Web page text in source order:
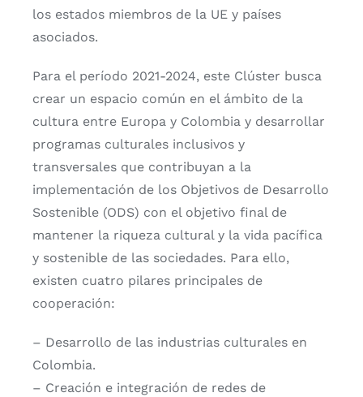
los estados miembros de la UE y países
asociados.
Para el período 2021-2024, este Clúster busca
crear un espacio común en el ámbito de la
cultura entre Europa y Colombia y desarrollar
programas culturales inclusivos y
transversales que contribuyan a la
implementación de los Objetivos de Desarrollo
Sostenible (ODS) con el objetivo final de
mantener la riqueza cultural y la vida pacífica
y sostenible de las sociedades. Para ello,
existen cuatro pilares principales de
cooperación:
– Desarrollo de las industrias culturales en
Colombia.
– Creación e integración de redes de